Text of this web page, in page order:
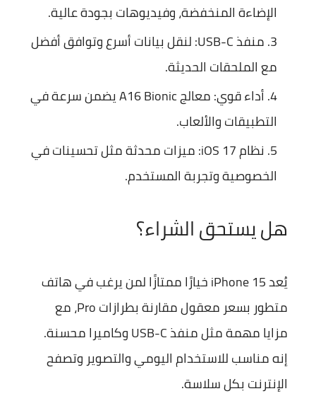
الإضاءة المنخفضة، وفيديوهات بجودة عالية.
منفذ USB-C:
لنقل بيانات أسرع وتوافق أفضل
مع الملحقات الحديثة.
أداء قوي:
معالج A16 Bionic يضمن سرعة في
التطبيقات والألعاب.
نظام iOS 17:
ميزات محدثة مثل تحسينات في
الخصوصية وتجربة المستخدم.
هل يستحق الشراء؟
يُعدiPhone 15خيارًا ممتازًا لمن يرغب في هاتف
متطور بسعر معقول مقارنة بطرازات Pro، مع
مزايا مهمة مثل منفذ USB-C وكاميرا محسنة.
إنه مناسب للاستخدام اليومي والتصوير وتصفح
الإنترنت بكل سلاسة.